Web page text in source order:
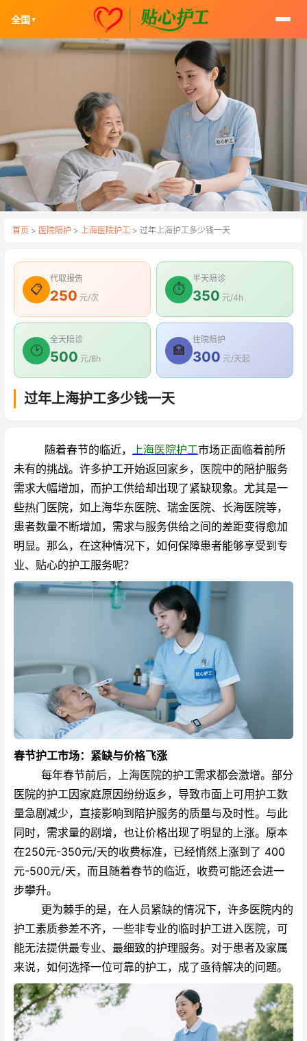
全国 ▼
首页 > 医院陪护 > 上海医院护工 > 过年上海护工多少钱一天
📋
代取报告
250 元/次
⏱
半天陪诊
350 元/4h
🕑
全天陪诊
500 元/8h
🏥
住院陪护
300 元/天起
过年上海护工多少钱一天
随着春节的临近， 上海医院护工市场正面临着前所
未有的挑战。许多护工开始返回家乡，医院中的陪护服务
需求大幅增加，而护工供给却出现了紧缺现象。尤其是一
些热门医院，如上海华东医院、瑞金医院、长海医院等，
患者数量不断增加，需求与服务供给之间的差距变得愈加
明显。那么，在这种情况下，如何保障患者能够享受到专
业、贴心的护工服务呢？
春节护工市场：紧缺与价格飞涨
每年春节前后，上海医院的护工需求都会激增。部分
医院的护工因家庭原因纷纷返乡，导致市面上可用护工数
量急剧减少，直接影响到陪护服务的质量与及时性。与此
同时，需求量的剧增，也让价格出现了明显的上涨。原本
在250元-350元/天的收费标准，已经悄然上涨到了 400
元-500元/天，而且随着春节的临近，收费可能还会进一
步攀升。
更为棘手的是，在人员紧缺的情况下，许多医院内的
护工素质参差不齐，一些非专业的临时护工进入医院，可
能无法提供最专业、最细致的护理服务。对于患者及家属
来说，如何选择一位可靠的护工，成了亟待解决的问题。